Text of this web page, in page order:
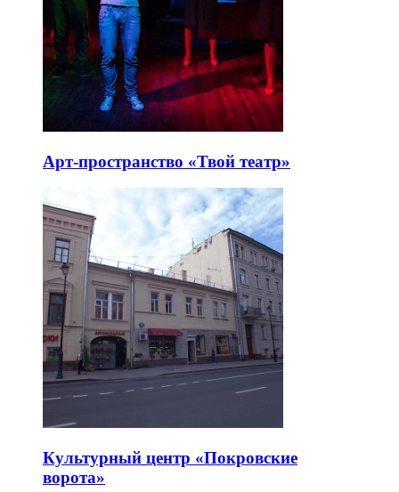
Арт-пространство «Твой театр»
Культурный центр «Покровские
ворота»